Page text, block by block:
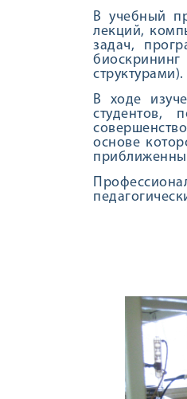
В учебный
лекций,
задач,
структурами).
В ходе
студентов,
основе